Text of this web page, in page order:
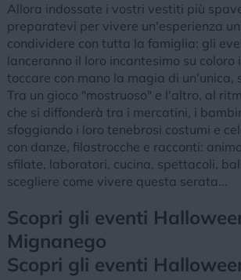
Allora indossate i vostri vestiti più
preparatevi per vivere un'esperienza
condividere con tutta la famiglia: gli
lanceranno il loro incantesimo su coloro
toccare con mano la magia di un'unica,
Tra un gioco "mostruoso" e l'altro, al
che si diffonderà tra i mercatini, i
sfoggiando i loro tenebrosi costumi e
con danze, filastrocche e racconti:
sfilate, laboratori, cucina, spettacoli,
scegliere come vivere questa serata...
Scopri gli eventi
Mignanego
Scopri gli eventi